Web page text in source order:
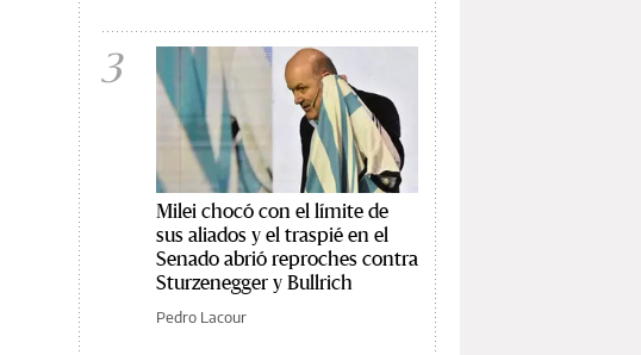
3
Milei chocó con el límite de
sus aliados y el traspié en el
Senado abrió reproches contra
Sturzenegger y Bullrich
Pedro Lacour